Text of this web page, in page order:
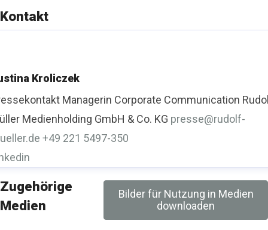
Kontakt
Kroliczek
Managerin Corporate Communication
Medienholding GmbH & Co. KG presse@rudolf-
+49 221 5497-350
Zugehörige
Medien
Bilder für Nutzung in Medien
downloaden